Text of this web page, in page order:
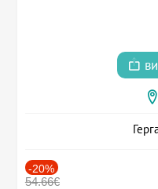
-20%
54.66€